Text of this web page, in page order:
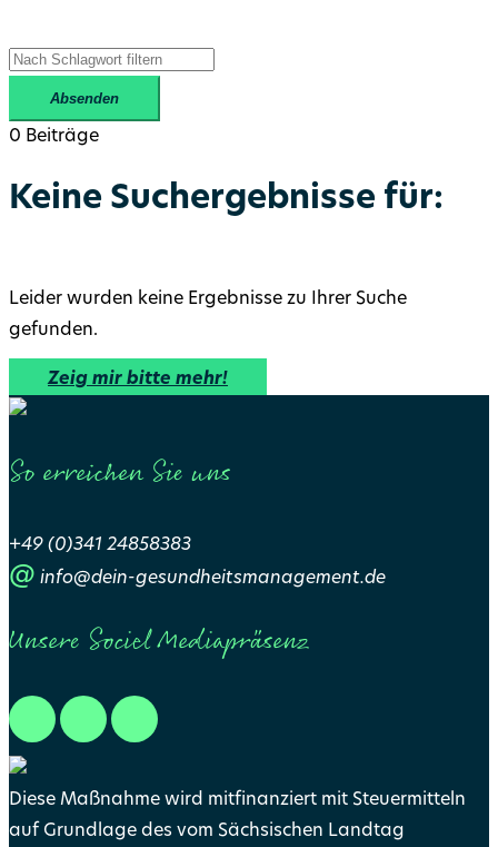
Absenden
0 Beiträge
Keine Suchergebnisse für:
Leider wurden keine Ergebnisse zu Ihrer Suche
gefunden.
Zeig mir bitte mehr!
So erreichen Sie uns
+49 (0)341 24858383
@ info@dein-gesundheitsmanagement.de
Unsere Sociel Mediapräsenz
Diese Maßnahme wird mitfinanziert mit Steuermitteln
auf Grundlage des vom Sächsischen Landtag